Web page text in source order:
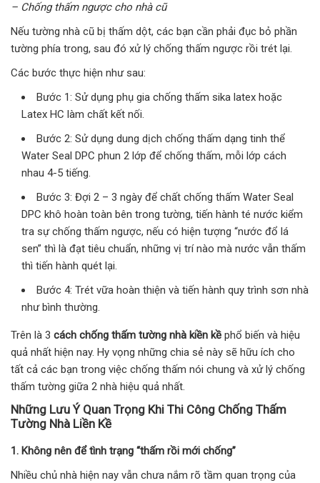
– Chống thấm ngược cho nhà cũ
Nếu tường nhà cũ bị thấm dột, các bạn cần phải đục bỏ phần
tường phía trong, sau đó xử lý chống thấm ngược rồi trét lại.
Các bước thực hiện như sau:
Bước 1: Sử dụng phụ gia chống thấm sika latex hoặc
Latex HC làm chất kết nối.
Bước 2: Sử dụng dung dịch chống thấm dạng tinh thể
Water Seal DPC phun 2 lớp để chống thấm, mỗi lớp cách
nhau 4-5 tiếng.
Bước 3: Đợi 2 – 3 ngày để chất chống thấm Water Seal
DPC khô hoàn toàn bên trong tường, tiến hành té nước kiểm
tra sự chống thấm ngược, nếu có hiện tượng “nước đổ lá
sen” thì là đạt tiêu chuẩn, những vị trí nào mà nước vẫn thấm
thì tiến hành quét lại.
Bước 4: Trét vữa hoàn thiện và tiến hành quy trình sơn nhà
như bình thường.
Trên là 3 cách chống thấm tường nhà kiền kề phổ biến và hiệu
quả nhất hiện nay. Hy vọng những chia sẻ này sẽ hữu ích cho
tất cả các bạn trong việc chống thấm nói chung và xử lý chống
thấm tường giữa 2 nhà hiệu quả nhất.
Những Lưu Ý Quan Trọng Khi Thi Công Chống Thấm
Tường Nhà Liền Kề
1. Không nên để tình trạng “thấm rồi mới chống”
Nhiều chủ nhà hiện nay vẫn chưa nắm rõ tầm quan trọng của